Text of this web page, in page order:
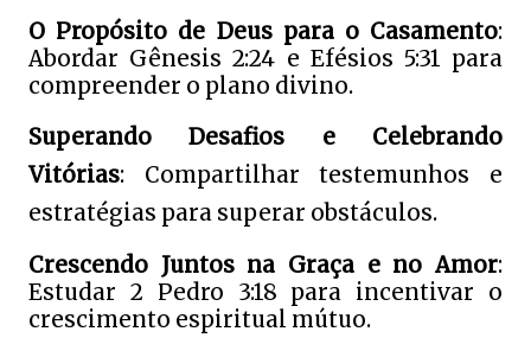
O Propósito de Deus para o Casamento:
Abordar Gênesis 2:24 e Efésios 5:31 para
compreender o plano divino.
Superando Desafios e Celebrando
Vitórias: Compartilhar testemunhos e
estratégias para superar obstáculos.
Crescendo Juntos na Graça e no Amor:
Estudar 2 Pedro 3:18 para incentivar o
crescimento espiritual mútuo.